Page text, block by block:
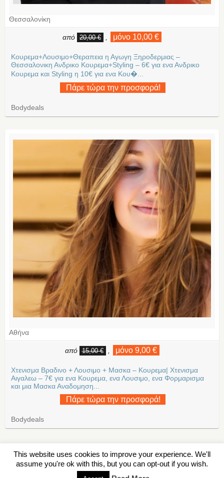
Θεσσαλονίκη
από 20,00 € μόνο 10,00 €
Κουρεμα+Λουσιμο+Θεραπεια η Αγωγη Ξηροδερμιας –
Θεσσαλονικη Ανδρικο Κουρεμα+Styling – 6€ για ενα Ανδρικο
Κουρεμα και Styling η 10€ για ενα Κου�...
Πάρε τώρα την προσφορά!
Bodydeals
Αθήνα
από 15,00 € μόνο 9,00 €
Χτενισμα Βραδινο + Λουσιμο + Μασκα – Κουρεμα| Χτενισμα
Αιγαλεω – 7€ για ενα Κουρεμα, ενα Λουσιμο, ενα Φορμαρισμα
και μια Μασκα Αναδομηση...
Πάρε τώρα την προσφορά!
Bodydeals
Σχετικά
This website uses cookies to improve your experience. We'll
assume you're ok with this, but you can opt-out if you wish.